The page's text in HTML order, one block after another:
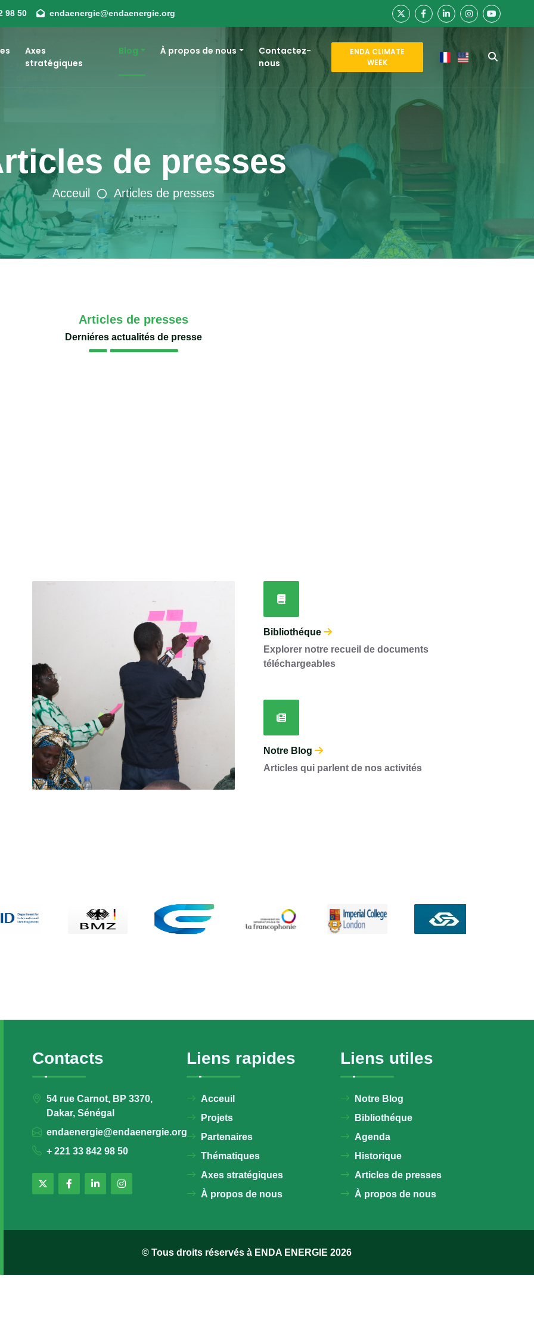
98 50 endaenergie@endaenergie.org
Axes
stratégiques
Blog À propos de nous
Contactez-
nous
ENDA CLIMATE
WEEK
de presses
Acceuil Articles de presses
Articles de presses
Derniéres actualités de presse
Bibliothéque
Explorer notre recueil de documents
téléchargeables
Notre Blog
Articles qui parlent de nos activités
Contacts
54 rue Carnot, BP 3370,
Dakar, Sénégal
endaenergie@endaenergie.org
+ 221 33 842 98 50
Liens rapides
Acceuil
Projets
Partenaires
Thématiques
Axes stratégiques
À propos de nous
Liens utiles
Notre Blog
Bibliothéque
Agenda
Historique
Articles de presses
À propos de nous
© Tous droits réservés à ENDA ENERGIE 2026